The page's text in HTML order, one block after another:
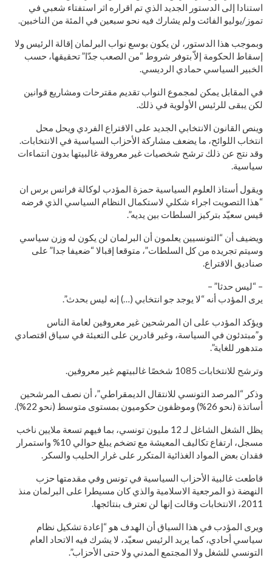
استنادا إلى الدستور الجديد الذي تم اقراره اثر استفتاء شعبي في
تموز/يوليو الفائت ولم يشارك فيه نحو سبعين في المئة من الناخبين.
وبموجب هذا الدستور، لن يكون بوسع نواب البرلمان إقالة الرئيس ولا
إسقاط الحكومة إلاّ بتوفر شروط “من الصعب جدّا” تحقيقها، حسب
الخبير السياسي حمادي الرديسي.
في المقابل يمكن لمجموع النواب تقديم مقترحات ومشاريع قوانين
لكن يبقى للرئيس الأولوية في ذلك.
وينص القانون الانتخابي الجديد على الاقتراع الفردي ويحل محل
انتخاب اللوائح، ما يضعف مشاركة الأحزاب السياسية في الانتخابات.
وقد نتج عن ذلك ترشح شخصيات غير معروفة غالبيتها بدون انتماءات
سياسية.
ويقول أستاذ العلوم السياسية حمزة المؤدب لوكالة فرانس برس ان
“هذا التصويت اجراء شكلي لاستكمال النظام السياسي الذي فرضه
قيس سعيّد بتركيز السلطات بين يديه”.
ويضيف أن “التونسيين يعلمون أن البرلمان لن يكون له وزن سياسي
وسيتم تجريده من كل السلطات”، متوقعا إقبالا “ضعيفا جدا” على
صناديق الاقتراع.
– “ليس حدثا” –
يرى المؤدب أنه “لا يوجد جو انتخابي (…) إنه ليس بحدث”.
ويؤكد المؤدب على ان المرشحين غير معروفين لعامة الناس
و”مبتدئون في السياسة، وغير قادرين على التعبئة في سياق اقتصادي
متدهور للغاية”.
وترشح للانتخابات 1085 شخصًا غالبيتهم غير معروفين.
وذكر “المرصد التونسي للانتقال الديمقراطي”، أن نصف المرشحين
أساتذة (نحو 26%) وموظفون حكوميون بمستوى متوسط (نحو 22%).
يظل الشغل الشاغل لـ 12 مليون تونسي، بما فيهم تسعة ملايين ناخب
مسجل، ارتفاع تكاليف المعيشة مع تضخم يبلغ حوالي 10% واستمرار
فقدان بعض المواد الغذائية المتكرر على غرار الحليب والسكر.
قاطعت غالبية الأحزاب السياسية في تونس وفي مقدمتها حزب
النهضة ذو المرجعية الاسلامية والذي كان مسيطرا على البرلمان منذ
2011، الانتخابات وقالت إنها لن تعترف بنتائجها.
ويرى المؤدب في هذا السياق أن الهدف هو “إعادة تشكيل نظام
سياسي أحادي، كما يريد الرئيس سعيّد، لا يشرك فيه الاتحاد العام
التونسي للشغل ولا المجتمع المدني ولا حتى الأحزاب”.